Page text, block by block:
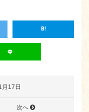
17日
次へ